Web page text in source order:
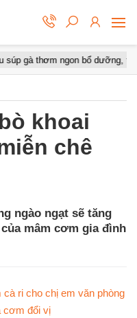
thơm ngon bổ dưỡng, tăng
khoai
chê
ngào ngạt sẽ tăng
mâm cơm gia đình
ri cho chị em văn phòng
cơm đổi vị